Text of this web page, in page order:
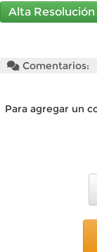
Alta Resolución
Comentarios:
Para agregar un